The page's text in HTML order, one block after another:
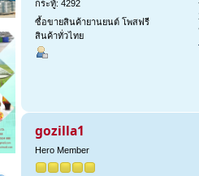
กระทู้: 4292
ซื้อขายสินค้ายานยนต์ โพสฟรี
สินค้าทั่วไทย
gozilla1
Hero Member